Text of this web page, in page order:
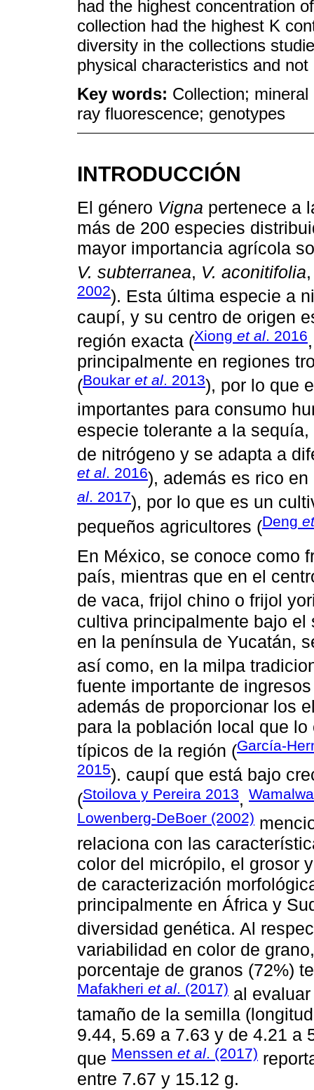
had the highest concentration
collection had the highest K
diversity in the collections
physical characteristics and
Key words: Collection;
ray fluorescence; genotypes
INTRODUCCIÓN
El género Vigna pertenece a
más de 200 especies
mayor importancia agrícola
V. subterranea, V. aconitifolia
2002). Esta última especie a
caupí, y su centro de origen
región exacta (Xiong et al. 2016
principalmente en regiones
(Boukar et al. 2013), por lo que
importantes para consumo
especie tolerante a la
de nitrógeno y se adapta a
et al. 2016), además es rico
al. 2017), por lo que es un
pequeños agricultores (Deng
En México, se conoce como
país, mientras que en el
de vaca, frijol chino o frijol
cultiva principalmente bajo
en la península de Yucatán,
así como, en la milpa
fuente importante de
además de proporcionar los
para la población local que
típicos de la región (García-
2015). caupí que está bajo
(Stoilova y Pereira 2013,
Lowenberg-DeBoer (2002)
relaciona con las
color del micrópilo, el grosor
de caracterización
principalmente en África y
diversidad genética. Al
variabilidad en color de
porcentaje de granos (72%)
Mafakheri et al . (2017) al
tamaño de la semilla
9.44, 5.69 a 7.63 y de 4.21 a
que Menssen et al. (2017)
entre 7.67 y 15.12 g.